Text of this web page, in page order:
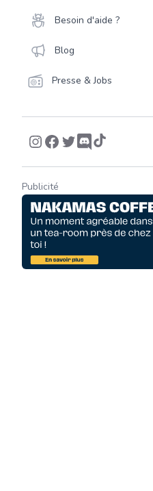
Besoin d'aide ?
Blog
Presse & Jobs
Publicité